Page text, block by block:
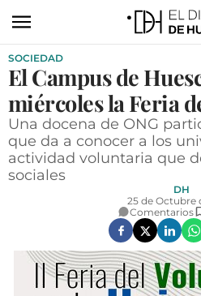
ACTUALIDAD
ECONOMÍA
TECNOLOGÍA
TURISMO
AGROALIMENTACIÓN
SOCIEDAD
SOCIEDAD
El Campus de
miércoles la Feria
Una docena de ONG
que da a conocer a los
actividad voluntaria que
sociales
DH
25 de Octubre
Comentarios